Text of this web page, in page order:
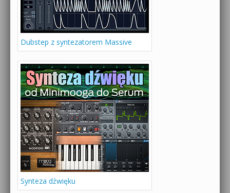
Dubstep z syntezatorem Massive
Synteza dźwięku